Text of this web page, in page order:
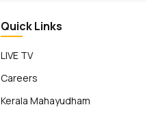
Quick Links
LIVE TV
Careers
Kerala Mahayudham